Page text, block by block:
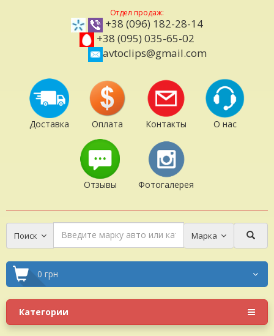
Отдел продаж:
+38 (096) 182-28-14
+38 (095) 035-65-02
avtoclips@gmail.com
Доставка Оплата Контакты О нас
Отзывы Фотогалерея
Поиск Марка
0 грн
Категории